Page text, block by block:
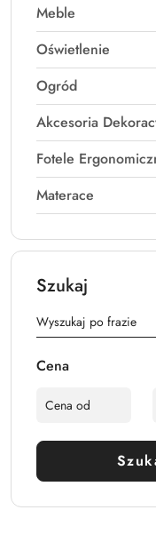
Meble
Oświetlenie
Ogród
Akcesoria
Fotele
Materace
Szukaj
Cena